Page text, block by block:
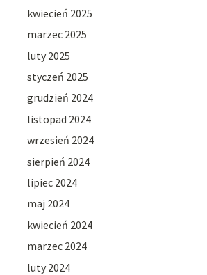
kwiecień 2025
marzec 2025
luty 2025
styczeń 2025
grudzień 2024
listopad 2024
wrzesień 2024
sierpień 2024
lipiec 2024
maj 2024
kwiecień 2024
marzec 2024
luty 2024